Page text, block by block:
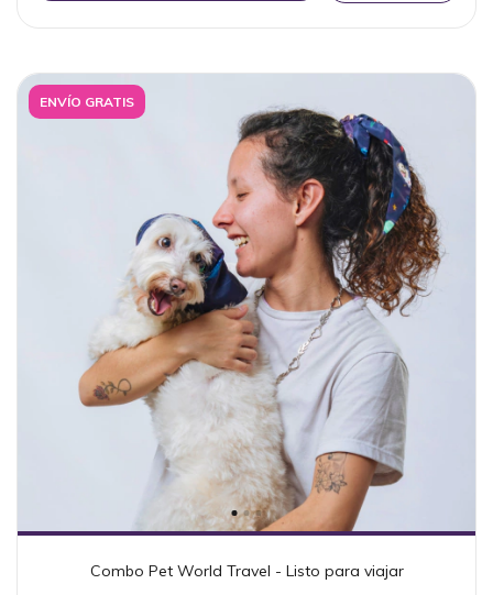
ENVÍO GRATIS
Combo Pet World Travel - Listo para viajar